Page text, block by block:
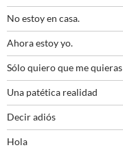
No estoy en casa.
Ahora estoy yo.
Sólo quiero que me quieras
Una patética realidad
Decir adiós
Hola